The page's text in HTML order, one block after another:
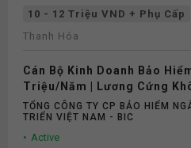
10 - 12 Triệu VND + Phụ Cấp
Thanh Hóa
Cán Bộ Kinh Doanh Bảo
Triệu/Năm | Lương Cứng
Số
TỔNG CÔNG TY CP BẢO HIỂM
TRIỂN VIỆT NAM - BIC
Active